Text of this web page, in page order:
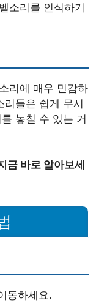
소리를 인식하기
리에 매우 민감하
리들은 쉽게 무시
놓칠 수 있는 거
금 바로 알아보세
동하세요.